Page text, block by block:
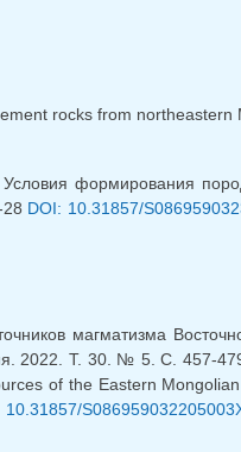
rocks from northeastern
ссылка)
Условия формирования
DOI: 10.31857/
магматизма
2022. Т. 30. № 5. С. 457-
of the Eastern
10.31857/